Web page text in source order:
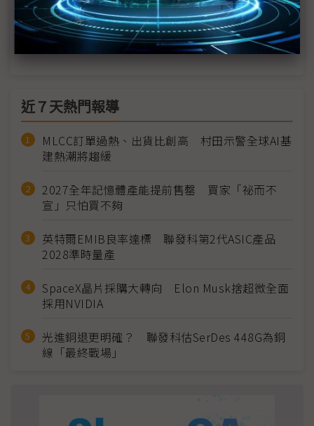
Meta宣布新海纜計畫 亞太成通訊重要樞紐
科技1分鐘：水下資料中心
近７天熱門報導
MLCC訂單過熱、出貨比創高 村田示警全球AI基
建熱潮將趨緩
2027全年記憶體產能提前售罄 買家「祕而不
宣」只怕買不夠
英特爾EMIB良率達標 聯發科第2代ASIC產品
2028準時量產
SpaceX晶片採購大轉向 Elon Musk捨超微全面
採用NVIDIA
光進銅退更明確？ 聯發科估SerDes 448G為銅
線「最終戰場」